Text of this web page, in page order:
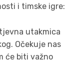
i timske igre:
utakmica
Očekuje nas
će biti važno